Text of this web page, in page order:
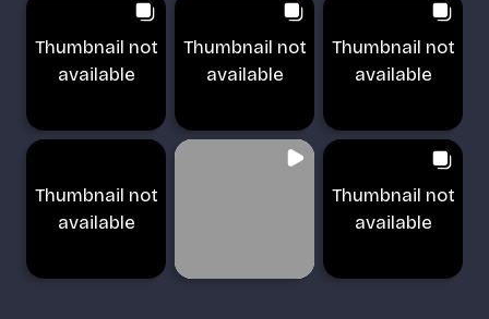
Thumbnail not
available
Thumbnail not
available
Thumbnail not
available
Thumbnail not
available
Thumbnail not
available